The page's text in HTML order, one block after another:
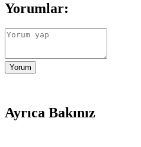
Yorumlar:
Yorum
Ayrıca Bakınız